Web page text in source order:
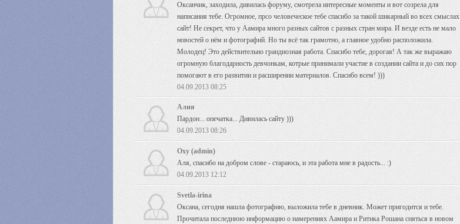
Оксанчик, заходила, дивилась форуму, смотрела интересные моменты и вот созрела для
написания тебе. Огромное, прсо человеческое тебе спасибо за такой шикарный во всех смыслах
сайт! Не секрет, что у Аамира много разных сайтов с разных стран мира. И везде есть не мало
новостей о нём и фотографий. Но ты всё так грамотно, а главное удобно расположила.
Молодец! Это действительно грандиозная работа. Спасибо тебе, дорогая! А так же выражаю
огромную благодарность девчонкам, котрые принимали участие в создании сайта и до сих пор
помогают в его развитии и расширении материалов. Спасибо всем! )))
04.09.2013 08:25
Алия
Пардон... опечатка... Дивилась сайту )))
04.09.2013 08:26
Oxy (admin)
Аля, спасибо на добром слове - стараюсь, и эта работа мне в радость... :)
04.09.2013 12:12
Svetla-irina
Оксана, сегодня нашла фотографию, выложила тебе в дневник. Может пригодится и тебе.
Прочитала последнюю информацию о намерениях Аамира и Ритика Рошана сняться в новом